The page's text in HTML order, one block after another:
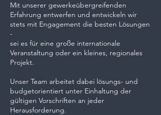
Mit unserer gewerkeübergreifenden
Erfahrung entwerfen und entwickeln wir
stets mit Engagement die besten Lösungen
-
sei es für eine große internationale
Veranstaltung oder ein kleines, regionales
Projekt.
Unser Team arbeitet dabei lösungs- und
budgetorientiert unter Einhaltung der
gültigen Vorschriften an jeder
Herausforderung.